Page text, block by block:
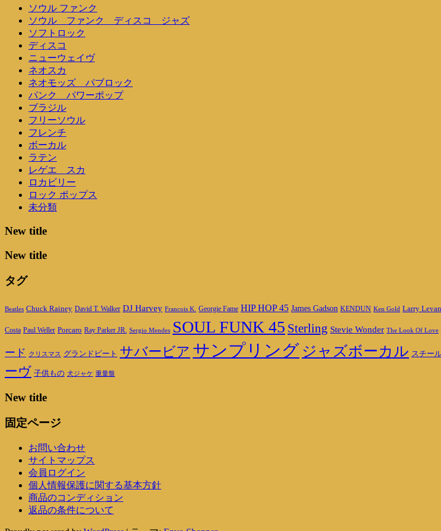
ソウル ファンク
ソウル ファンク ディスコ ジャズ
ソフトロック
ディスコ
ニューウェイヴ
ネオスカ
ネオモッズ パブロック
パンク パワーポップ
ブラジル
フリーソウル
フレンチ
ボーカル
ラテン
レゲエ スカ
ロカビリー
ロック ポップス
未分類
New title
New title
タグ
Beatles Chuck Rainey David T. Walker DJ Harvey Francois K. Georgie Fame HIP HOP 45 James Gadson KENDUN Ken Gold Larry Levan
Costa Paul Weller Porcaro Ray Parker JR. Sergio Mendes SOUL FUNK 45 Sterling Stevie Wonder The Look Of Love
ード クリスマス グランドビート サバービア サンプリング ジャズボーカル スチー
ーヴ 子供もの 犬ジャケ 重量盤
New title
固定ページ
お問い合わせ
サイトマップス
会員ログイン
個人情報保護に関する基本方針
商品のコンディション
返品の条件について